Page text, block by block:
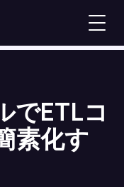
でETLコ
素化す